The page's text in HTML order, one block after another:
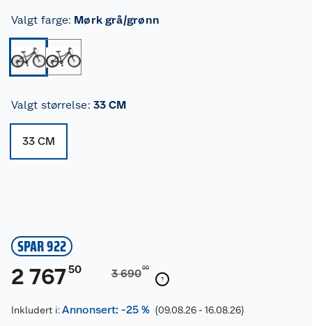
Valgt farge: Mørk grå/grønn
Valgt størrelse: 33 CM
33 CM
SPAR 922
2 76750 3 69000
Inkludert i:Annonsert: -25 % (09.08.26 - 16.08.26)